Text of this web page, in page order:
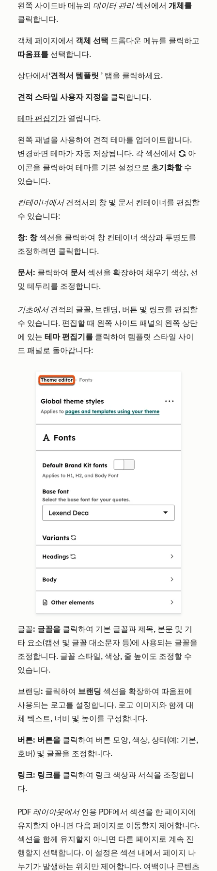
왼쪽 사이드바 메뉴의 데이터 관리섹션에서 개체를
클릭합니다.
객체 페이지에서 객체 선택 드롭다운 메뉴를 클릭하고
따옴표를 선택합니다.
상단에서‘견적서 템플릿 ’ 탭을 클릭하세요.
견적 스타일 사용자 지정을 클릭합니다.
테마 편집기가 열립니다.
왼쪽 패널을 사용하여 견적 테마를 업데이트합니다.
변경하면 테마가 자동 저장됩니다. 각 섹션에서 refresh 아
이콘을 클릭하여 테마를 기본 설정으로 초기화할수
있습니다.
컨테이너에서견적서의 창 및 문서 컨테이너를 편집할
수 있습니다:
창: 창섹션을 클릭하여 창 컨테이너 색상과 투명도를
조정하려면 클릭합니다.
문서: 클릭하여 문서 섹션을 확장하여 채우기 색상, 선
및 테두리를 조정합니다.
기초에서견적의 글꼴, 브랜딩, 버튼 및 링크를 편집할
수 있습니다. 편집할 때 왼쪽 사이드 패널의 왼쪽 상단
에 있는 테마 편집기를 클릭하여 템플릿 스타일 사이
드 패널로 돌아갑니다:
글꼴: 글꼴을 클릭하여 기본 글꼴과 제목, 본문 및 기
타 요소(캡션 및 글꼴 대소문자 등)에 사용되는 글꼴을
조정합니다. 글꼴 스타일, 색상, 줄 높이도 조정할 수
있습니다.
브랜딩: 클릭하여 브랜딩 섹션을 확장하여 따옴표에
사용되는 로고를 설정합니다. 로고 이미지와 함께 대
체 텍스트, 너비 및 높이를 구성합니다.
버튼: 버튼을 클릭하여 버튼 모양, 색상, 상태(예: 기본,
호버) 및 글꼴을 조정합니다.
링크: 링크를 클릭하여 링크 색상과 서식을 조정합니
다.
PDF 레이아웃에서인용 PDF에서 섹션을 한 페이지에
유지할지 아니면 다음 페이지로 이동할지 제어합니다.
섹션을 함께 유지할지 아니면 다른 페이지로 계속 진
행할지 선택합니다. 이 설정은 섹션 내에서 페이지 나
누기가 발생하는 위치만 제어합니다. 여백이나 콘텐츠